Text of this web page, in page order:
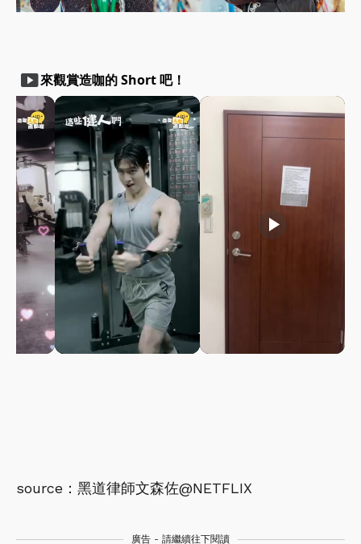
smart_display來觀賞造咖的 Short 吧！
play_arrow play_arrow
source：黑道律師文森佐@NETFLIX
廣告 - 請繼續往下閱讀